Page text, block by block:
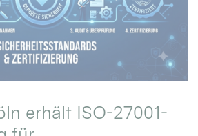
erhält ISO-27001-